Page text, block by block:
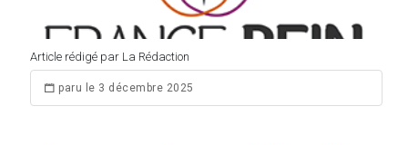
Article rédigé par La Rédaction
paru le 3 décembre 2025